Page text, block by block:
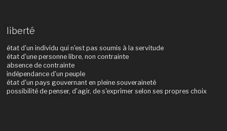
liberté
état d'un individu qui n'est pas soumis à la servitude
état d'une personne libre, non contrainte
absence de contrainte
indépendance d'un peuple
état d'un pays gouvernant en pleine souveraineté
possibilité de penser, d'agir, de s'exprimer selon ses propres choix